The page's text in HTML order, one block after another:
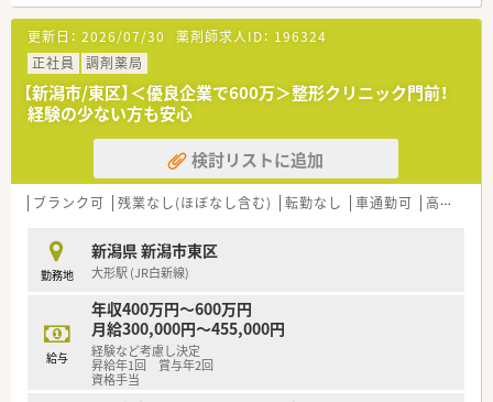
【法人特徴について】
■新潟県と山形県を中心に105店舗以上を展開し、地域に根付い
た薬局作りを行っています。
■東証プライム上場の大手グループ企業の一員として、非常に安
定した経営基盤を誇っています。
■全店舗のうち70店舗以上が開業医前の立地であり、地域のか
かりつけ薬局として機能しています。
【勤務実態について】
■月水金は18時まで、火木は17時30分までの勤務となっており、
■残業時間は1分単位でしっかりと計算されて支給されるため、
働いた分の還元が受けられます。
■新潟県内に90店舗以上のネットワークがあるため、近隣店舗
からのヘルプ体制が整っています。
【こんな取り組みをしています】
■出産や育児をサポートするため、お子様が3歳になるまでの育
児短時間勤務制度を導入しています。
更新日： 2026/07/30 薬剤師求人ID： 196324
正社員
調剤薬局
【新潟市/東区】＜優良企業で600万＞整形クリニック門前！
経験の少ない方も安心
検討リストに追加
ブランク可 残業なし(ほぼなし含む) 転勤なし 車通勤可 高給与(600万円以上)
勤務地
新潟県 新潟市東区
大形駅 (JR白新線)
給与
年収400万円～600万円
月給300,000円～455,000円
経験など考慮し決定
昇給年1回 賞与年2回
資格手当